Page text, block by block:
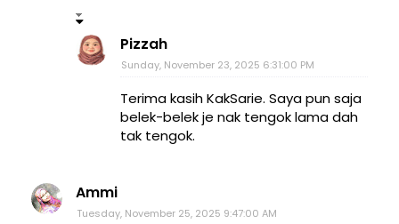
Pizzah
Sunday, November 23, 2025 6:31:00 PM
Terima kasih KakSarie. Saya pun saja
belek-belek je nak tengok lama dah
tak tengok.
Ammi
Tuesday, November 25, 2025 9:47:00 AM